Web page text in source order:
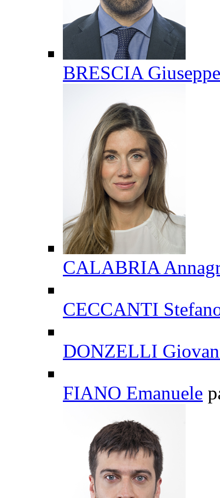
BRESCIA Giuseppe
CALABRIA
CECCANTI
DONZELLI
FIANO Emanuele